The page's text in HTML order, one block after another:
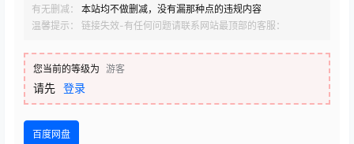
有无删减：
本站均不做删减，没有漏那种点的违规内容
温馨提示： 链接失效-有任何问题请联系网站最顶部的客服：
您当前的等级为 游客
请先 登录
百度网盘